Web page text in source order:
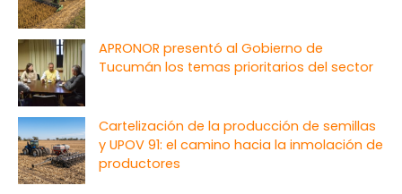
APRONOR presentó al Gobierno de
Tucumán los temas prioritarios del sector
Cartelización de la producción de semillas
y UPOV 91: el camino hacia la inmolación de
productores